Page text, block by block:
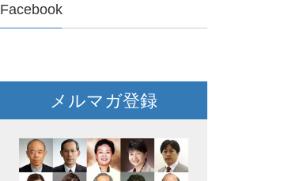
Facebook
メルマガ登録